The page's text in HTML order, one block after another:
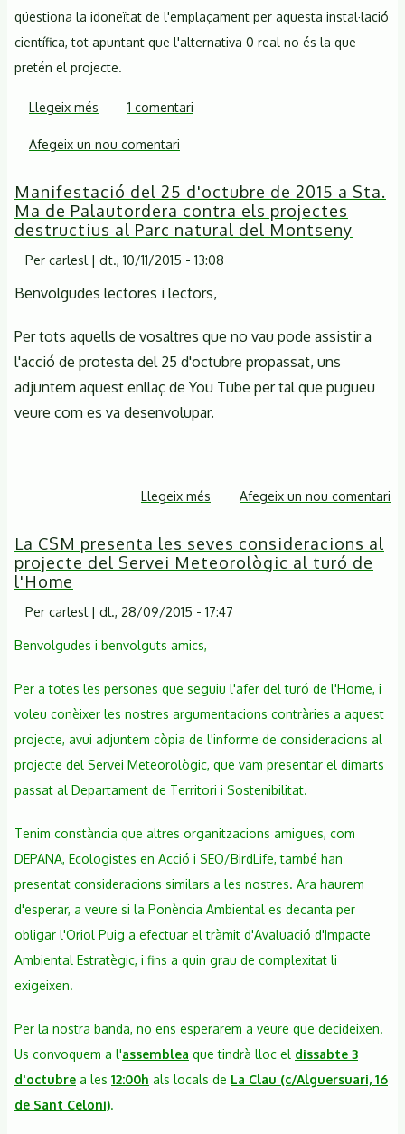
qüestiona la idoneïtat de l'emplaçament per aquesta instal·lació
científica, tot apuntant que l'alternativa 0 real no és la que
pretén el projecte.
Llegeix més sobre
projecte
Servei
Meteorològic
al
turó
de
es
troba
1 comentari
Afegeix un nou comentari
Manifestació del 25 d'octubre de 2015 a Sta.
Ma de Palautordera contra els projectes
destructius al Parc natural del Montseny
Per carlesl | dt., 10/11/2015 - 13:08
Benvolgudes lectores i lectors,
Per tots aquells de vosaltres que no vau pode assistir a
l'acció de protesta del 25 d'octubre propassat, uns
adjuntem aquest enllaç de You Tube per tal que pugueu
veure com es va desenvolupar.
Llegeix més sobre
del
25
de
de
Palautordera
contra
els
destructius
al
Parc
natural
del
Afegeix un nou comentari
La CSM presenta les seves consideracions al
projecte del Servei Meteorològic al turó de
l'Home
Per carlesl | dl., 28/09/2015 - 17:47
Benvolgudes i benvolguts amics,
Per a totes les persones que seguiu l'afer del turó de l'Home, i
voleu conèixer les nostres argumentacions contràries a aquest
projecte, avui adjuntem còpia de l'informe de consideracions al
projecte del Servei Meteorològic, que vam presentar el dimarts
passat al Departament de Territori i Sostenibilitat.
Tenim constància que altres organitzacions amigues, com
DEPANA, Ecologistes en Acció i SEO/BirdLife, també han
presentat consideracions similars a les nostres. Ara haurem
d'esperar, a veure si la Ponència Ambiental es decanta per
obligar l'Oriol Puig a efectuar el tràmit d'Avaluació d'Impacte
Ambiental Estratègic, i fins a quin grau de complexitat li
exigeixen.
Per la nostra banda, no ens esperarem a veure que decideixen.
Us convoquem a l'assemblea que tindrà lloc el dissabte 3
d'octubre a les 12:00h als locals de La Clau (c/Alguersuari, 16
de Sant Celoni).